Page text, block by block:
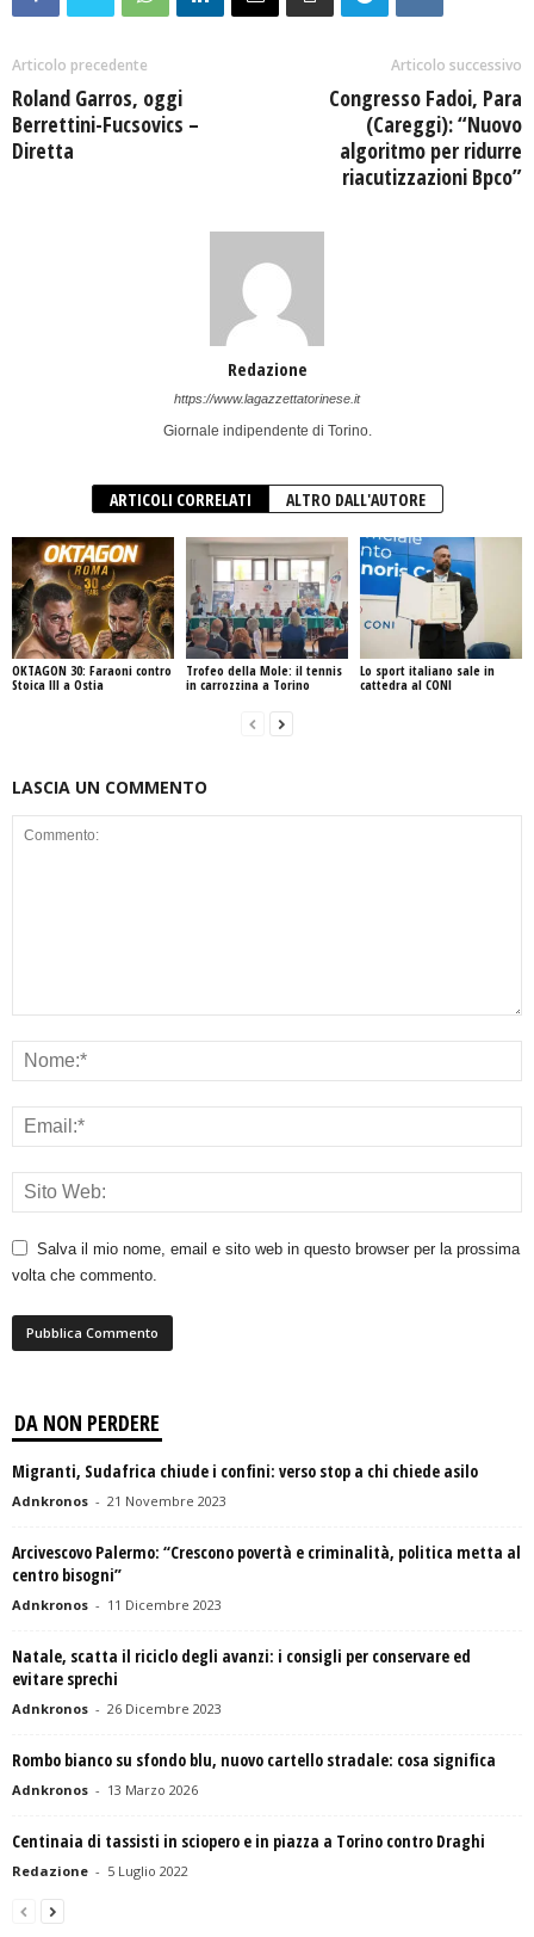
Articolo precedente
Roland Garros, oggi
Berrettini-Fucsovics –
Diretta
Articolo successivo
Congresso Fadoi, Para
(Careggi): “Nuovo
algoritmo per ridurre
riacutizzazioni Bpco”
Redazione
https://www.lagazzettatorinese.it
Giornale indipendente di Torino.
ARTICOLI CORRELATI ALTRO DALL'AUTORE
OKTAGON 30: Faraoni contro
Stoica III a Ostia
Trofeo della Mole: il tennis
in carrozzina a Torino
Lo sport italiano sale in
cattedra al CONI
LASCIA UN COMMENTO
Salva il mio nome, email e sito web in questo browser per la prossima
volta che commento.
DA NON PERDERE
Migranti, Sudafrica chiude i confini: verso stop a chi chiede asilo
Adnkronos - 21 Novembre 2023
Arcivescovo Palermo: “Crescono povertà e criminalità, politica metta al
centro bisogni”
Adnkronos - 11 Dicembre 2023
Natale, scatta il riciclo degli avanzi: i consigli per conservare ed
evitare sprechi
Adnkronos - 26 Dicembre 2023
Rombo bianco su sfondo blu, nuovo cartello stradale: cosa significa
Adnkronos - 13 Marzo 2026
Centinaia di tassisti in sciopero e in piazza a Torino contro Draghi
Redazione - 5 Luglio 2022